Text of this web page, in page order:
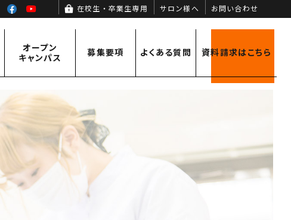
InstagramFacebookYouTube 在校生・卒業生専用 サロン様へ お問い合わせ
オープン
キャンパス
オープンキャンパス情報
キャンパスライフ
募集要項
学費サポート
よくある質問 資料請求はこちら